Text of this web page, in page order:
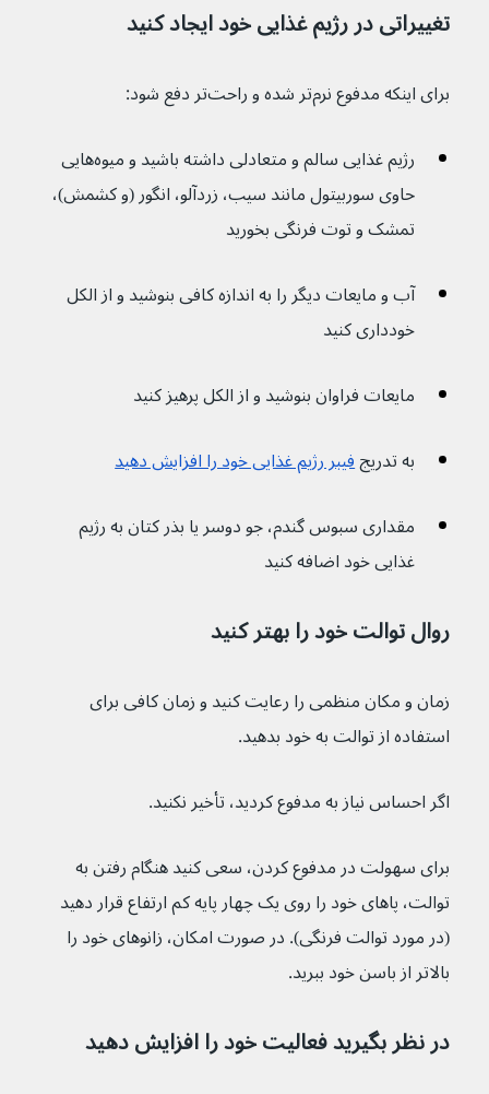
تغییراتی در رژیم غذایی خود ایجاد کنید
برای اینکه مدفوع نرم‌تر شده و راحت‌تر دفع شود:
رژیم غذایی سالم و متعادلی داشته باشید و میوه‌هایی
حاوی سوربیتول مانند سیب، زردآلو، انگور (و کشمش)،
تمشک و توت فرنگی بخورید
آب و مایعات دیگر را به اندازه کافی بنوشید و از الکل
خودداری کنید
مایعات فراوان بنوشید و از الکل پرهیز کنید
به تدریج فیبر رژیم غذایی خود را افزایش دهید
مقداری سبوس گندم، جو دوسر یا بذر کتان به رژیم
غذایی خود اضافه کنید
روال توالت خود را بهتر کنید
زمان و مکان منظمی را رعایت کنید و زمان کافی برای
استفاده از توالت به خود بدهید.
اگر احساس نیاز به مدفوع کردید، تأخیر نکنید.
برای سهولت در مدفوع کردن، سعی کنید هنگام رفتن به
توالت، پاهای خود را روی یک چهار پایه کم ارتفاع قرار دهید
(در مورد توالت فرنگی). در صورت امکان، زانوهای خود را
بالاتر از باسن خود ببرید.
در نظر بگیرید فعالیت خود را افزایش دهید